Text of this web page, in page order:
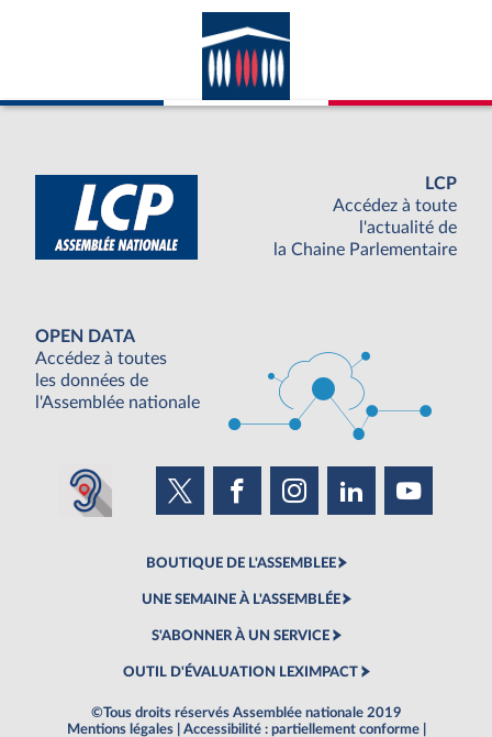
LCP
Accédez à toute
l'actualité de
la Chaine Parlementaire
OPEN DATA
Accédez à toutes
les données de
l'Assemblée nationale
BOUTIQUE DE L'ASSEMBLEE
UNE SEMAINE À L'ASSEMBLÉE
S'ABONNER À UN SERVICE
OUTIL D'ÉVALUATION LEXIMPACT
©Tous droits réservés Assemblée nationale 2019
Mentions légales
Accessibilité : partiellement conforme